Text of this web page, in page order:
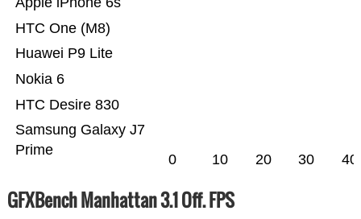
Samsung Galaxy J7
Prime
HTC Desire 830
Nokia 6
Huawei P9 Lite
HTC One (M8)
0 10 20 30 40
GFXBench Manhattan 3.1 Off. FPS